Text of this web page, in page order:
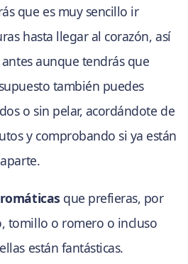
que es muy sencillo ir
hasta llegar al corazón, así
aunque tendrás que
también puedes
o sin pelar, acordándote de
y comprobando si ya están
que prefieras, por
tomillo o romero o incluso
están fantásticas.